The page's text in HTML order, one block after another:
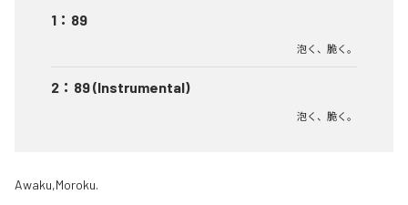
1 ： 89
泡く、脆く。
2 ： 89 (Instrumental)
泡く、脆く。
Awaku,Moroku.